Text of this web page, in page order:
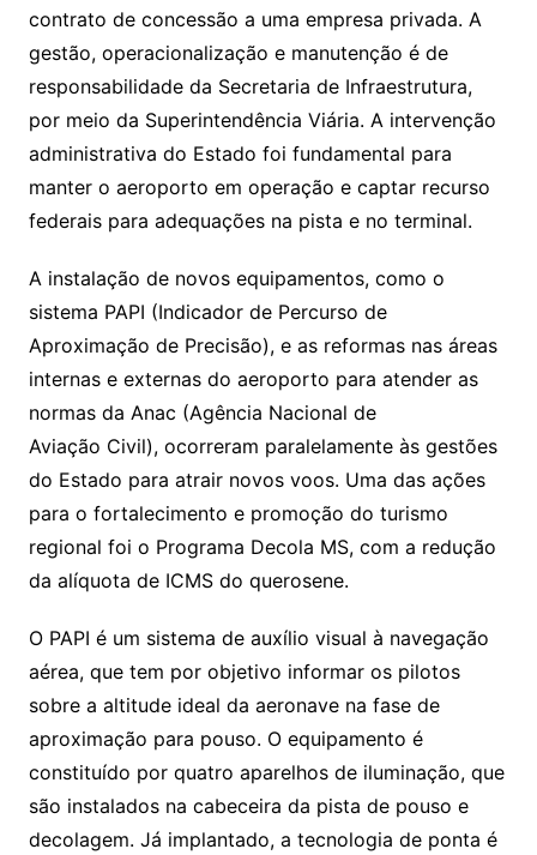
contrato de concessão a uma empresa privada. A
gestão, operacionalização e manutenção é de
responsabilidade da Secretaria de Infraestrutura,
por meio da Superintendência Viária. A intervenção
administrativa do Estado foi fundamental para
manter o aeroporto em operação e captar recurso
federais para adequações na pista e no terminal.
A instalação de novos equipamentos, como o
sistema PAPI (Indicador de Percurso de
Aproximação de Precisão), e as reformas nas áreas
internas e externas do aeroporto para atender as
normas da Anac (Agência Nacional de
Aviação Civil), ocorreram paralelamente às gestões
do Estado para atrair novos voos. Uma das ações
para o fortalecimento e promoção do turismo
regional foi o Programa Decola MS, com a redução
da alíquota de ICMS do querosene.
O PAPI é um sistema de auxílio visual à navegação
aérea, que tem por objetivo informar os pilotos
sobre a altitude ideal da aeronave na fase de
aproximação para pouso. O equipamento é
constituído por quatro aparelhos de iluminação, que
são instalados na cabeceira da pista de pouso e
decolagem. Já implantado, a tecnologia de ponta é